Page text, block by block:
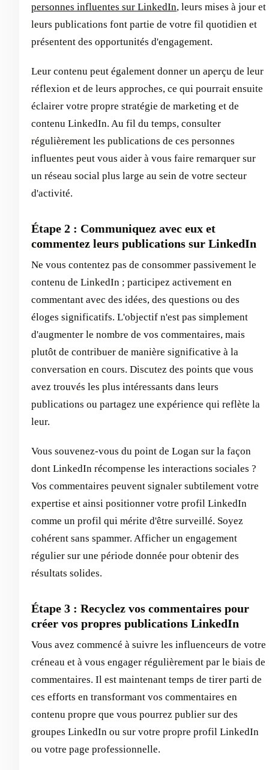
personnes influentes sur LinkedIn, leurs mises à jour et
leurs publications font partie de votre fil quotidien et
présentent des opportunités d'engagement.
Leur contenu peut également donner un aperçu de leur
réflexion et de leurs approches, ce qui pourrait ensuite
éclairer votre propre stratégie de marketing et de
contenu LinkedIn. Au fil du temps, consulter
régulièrement les publications de ces personnes
influentes peut vous aider à vous faire remarquer sur
un réseau social plus large au sein de votre secteur
d'activité.
Étape 2 : Communiquez avec eux et
commentez leurs publications sur LinkedIn
Ne vous contentez pas de consommer passivement le
contenu de LinkedIn ; participez activement en
commentant avec des idées, des questions ou des
éloges significatifs. L'objectif n'est pas simplement
d'augmenter le nombre de vos commentaires, mais
plutôt de contribuer de manière significative à la
conversation en cours. Discutez des points que vous
avez trouvés les plus intéressants dans leurs
publications ou partagez une expérience qui reflète la
leur.
Vous souvenez-vous du point de Logan sur la façon
dont LinkedIn récompense les interactions sociales ?
Vos commentaires peuvent signaler subtilement votre
expertise et ainsi positionner votre profil LinkedIn
comme un profil qui mérite d'être surveillé. Soyez
cohérent sans spammer. Afficher un engagement
régulier sur une période donnée pour obtenir des
résultats solides.
Étape 3 : Recyclez vos commentaires pour
créer vos propres publications LinkedIn
Vous avez commencé à suivre les influenceurs de votre
créneau et à vous engager régulièrement par le biais de
commentaires. Il est maintenant temps de tirer parti de
ces efforts en transformant vos commentaires en
contenu propre que vous pourrez publier sur des
groupes LinkedIn ou sur votre propre profil LinkedIn
ou votre page professionnelle.